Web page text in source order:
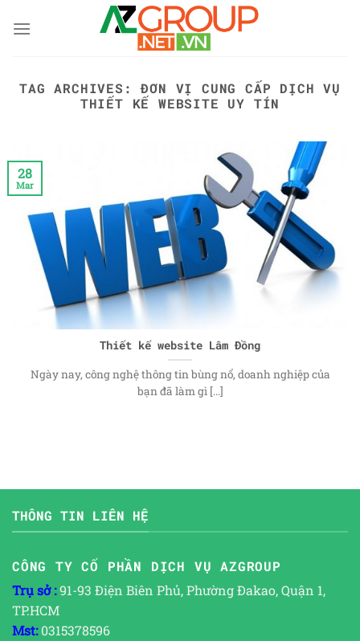
TAG ARCHIVES:ĐƠN VỊ CUNG CẤP DỊCH VỤ
THIẾT KẾ WEBSITE UY TÍN
Thiết kế website Lâm Đồng
Ngày nay, công nghệ thông tin bùng nổ, doanh nghiệp của
bạn đã làm gì [...]
28
Mar
THÔNG TIN LIÊN HỆ
CÔNG TY CỔ PHẦN DỊCH VỤ AZGROUP
Trụ sở :91-93 Điện Biên Phủ, Phường Đakao, Quận 1,
TP.HCM
Mst:0315378596